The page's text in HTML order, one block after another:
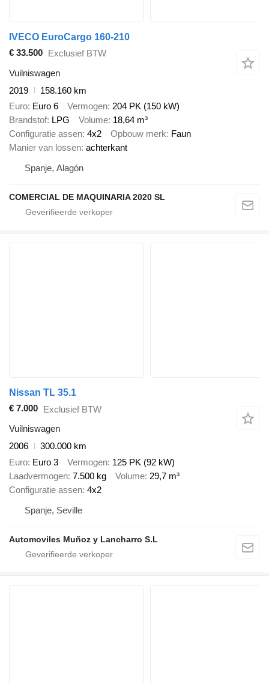
IVECO EuroCargo 160-210
€ 33.500 Exclusief BTW
Vuilniswagen
2019
158.160 km
Euro Euro 6 Vermogen 204 PK (150 kW)
Brandstof LPG Volume 18,64 m³
Configuratie assen 4x2 Opbouw merk Faun
Manier van lossen achterkant
Spanje, Alagón
COMERCIAL DE MAQUINARIA 2020 SL
Nissan TL 35.1
€ 7.000 Exclusief BTW
Vuilniswagen
2006
300.000 km
Euro Euro 3 Vermogen 125 PK (92 kW)
Laadvermogen 7.500 kg Volume 29,7 m³
Configuratie assen 4x2
Spanje, Seville
Automoviles Muñoz y Lancharro S.L